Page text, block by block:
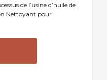
de l’usine d’huile de
Nettoyant pour